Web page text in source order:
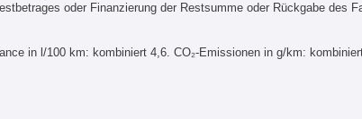
oder Finanzierung der Restsumme oder Rückgabe des
in l/100 km: kombiniert 4,6. CO₂-Emissionen in g/km: